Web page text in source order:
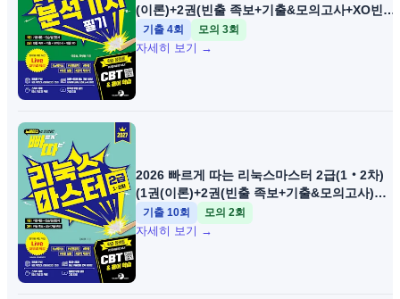
(이론)+2권(빈출 족보+기출&모의고사+XO빈출)
분권, 웹 CBT(PC/모바일) 제공, 시험 직전 Live
빠따 특강)
기출 4회 모의 3회
자세히 보기 →
2026 빠르게 따는 리눅스마스터 2급(1‧2차)
(1권(이론)+2권(빈출 족보+기출&모의고사)
분권, 웹 CBT(PC/모바일) 제공, 시험 직전 Live
빠따 특강)
기출 10회 모의 2회
자세히 보기 →